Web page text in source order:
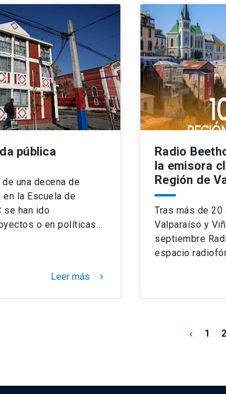
pública
una decena de
la Escuela de
se han ido
o en políticas…
Leer más keyboard_arrow_right
Radio
la emisora
Región de
Tras más de 20
Valparaíso y
septiembre
espacio
keyboard_arrow_left 1 2